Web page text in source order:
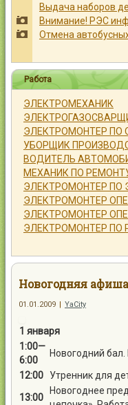
Выдача наборов
Внимание! РЭС
Отмена
Работа
ЭЛЕКТРОМЕХАНИК
ВОДИТЕЛЬ
МЕХАНИК ПО
ЭЛЕКТРОМОНТЕР
ЭЛЕКТРОМОНТЕР
Новогодняя
01.01.2009 | YaCity
1 января
1:00—
6:00
Новогодний бал.
12:00
Утренник для
13:00
Новогоднее